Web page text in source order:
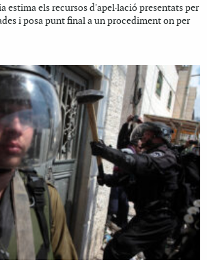
estima els recursos d'apel·lació presentats per
i posa punt final a un procediment on per